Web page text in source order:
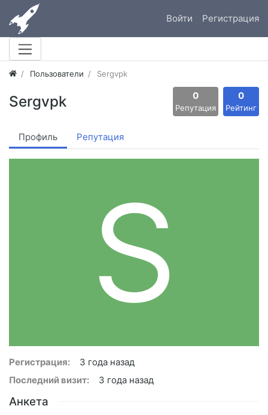
Войти Регистрация
Пользователи Sergvpk
Sergvpk 0
Репутация
0
Рейтинг
Профиль Репутация
S
Регистрация:
3 года назад
Последний визит:
3 года назад
Анкета